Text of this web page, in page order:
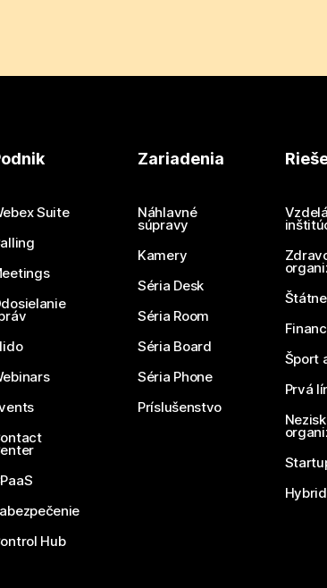
Suite
Hub
Zariadenia
Náhlavné
súpravy
Kamery
Séria Desk
Séria Room
Séria Board
Séria Phone
Príslušenstvo
Šport
Prvá